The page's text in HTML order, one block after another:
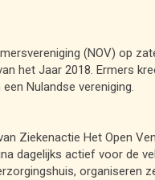
(NOV) op
het Jaar 2018. Ermers
Nulandse vereniging.
Ziekenactie Het Open
dagelijks actief voor de
organiseren